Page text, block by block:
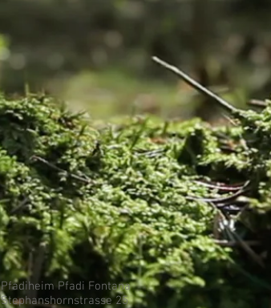
Pfadiheim Pfadi Fontana
Stephanshornstrasse 25